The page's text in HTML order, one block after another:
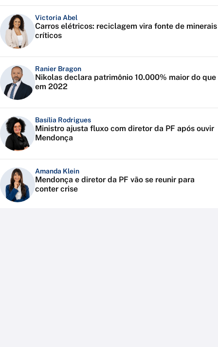
Victoria Abel
Carros elétricos: reciclagem vira fonte de minerais
críticos
Ranier Bragon
Nikolas declara patrimônio 10.000% maior do que
em 2022
Basília Rodrigues
Ministro ajusta fluxo com diretor da PF após ouvir
Mendonça
Amanda Klein
Mendonça e diretor da PF vão se reunir para
conter crise